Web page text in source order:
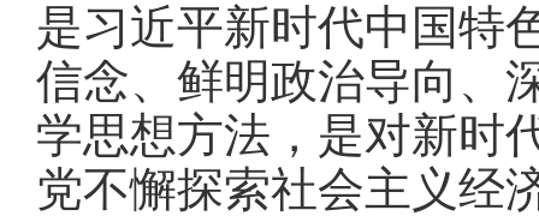
是习近平新时代中国特
信念、鲜明政治导向、
学思想方法，是对新时
党不懈探索社会主义经